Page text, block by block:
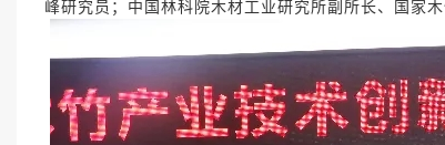
峰研究员；中国林科院木材工业研究所副所长、国家